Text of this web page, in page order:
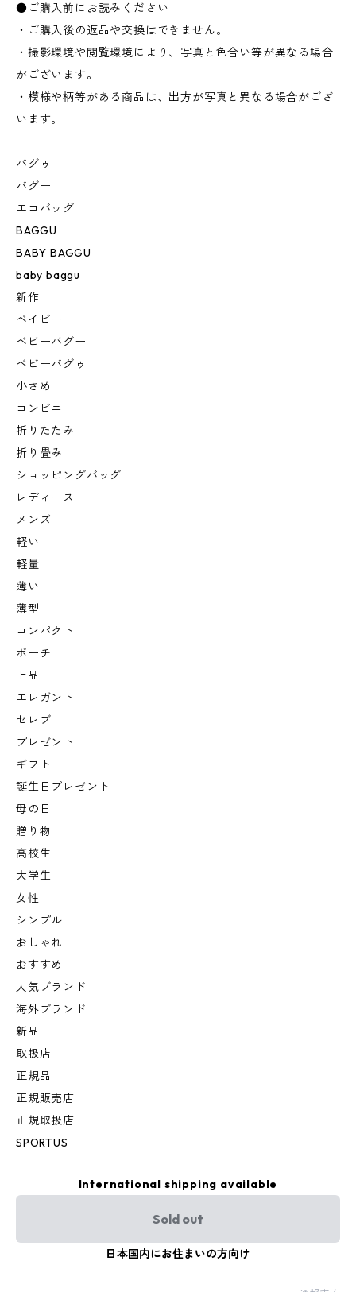
●ご購入前にお読みください
・ご購入後の返品や交換はできません。
・撮影環境や閲覧環境により、写真と色合い等が異なる場合
がございます。
・模様や柄等がある商品は、出方が写真と異なる場合がござ
います。
バグゥ
バグー
エコバッグ
BAGGU
BABY BAGGU
baby baggu
新作
ベイビー
ベビーバグー
ベビーバグゥ
小さめ
コンビニ
折りたたみ
折り畳み
ショッピングバッグ
レディース
メンズ
軽い
軽量
薄い
薄型
コンパクト
ポーチ
上品
エレガント
セレブ
プレゼント
ギフト
誕生日プレゼント
母の日
贈り物
高校生
大学生
女性
シンプル
おしゃれ
おすすめ
人気ブランド
海外ブランド
新品
取扱店
正規品
正規販売店
正規取扱店
SPORTUS
International shipping available
Sold out
日本国内にお住まいの方向け